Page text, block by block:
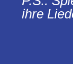
ihre